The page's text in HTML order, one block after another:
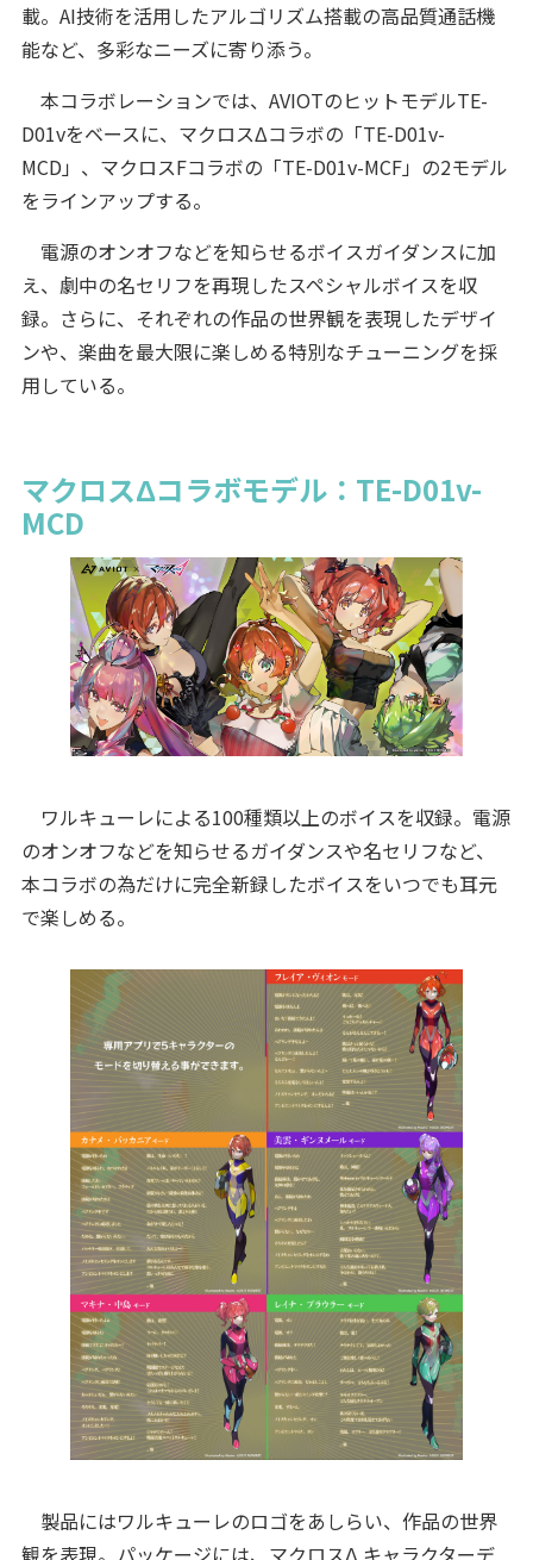
載。AI技術を活用したアルゴリズム搭載の高品質通話機
能など、多彩なニーズに寄り添う。
本コラボレーションでは、AVIOTのヒットモデルTE-
D01vをベースに、マクロスΔコラボの「TE-D01v-
MCD」、マクロスFコラボの「TE-D01v-MCF」の2モデル
をラインアップする。
電源のオンオフなどを知らせるボイスガイダンスに加
え、劇中の名セリフを再現したスペシャルボイスを収
録。さらに、それぞれの作品の世界観を表現したデザイ
ンや、楽曲を最大限に楽しめる特別なチューニングを採
用している。
マクロスΔコラボモデル：TE-D01v-
MCD
ワルキューレによる100種類以上のボイスを収録。電源
のオンオフなどを知らせるガイダンスや名セリフなど、
本コラボの為だけに完全新録したボイスをいつでも耳元
で楽しめる。
製品にはワルキューレのロゴをあしらい、作品の世界
観を表現。パッケージには、マクロスΔ キャラクターデ